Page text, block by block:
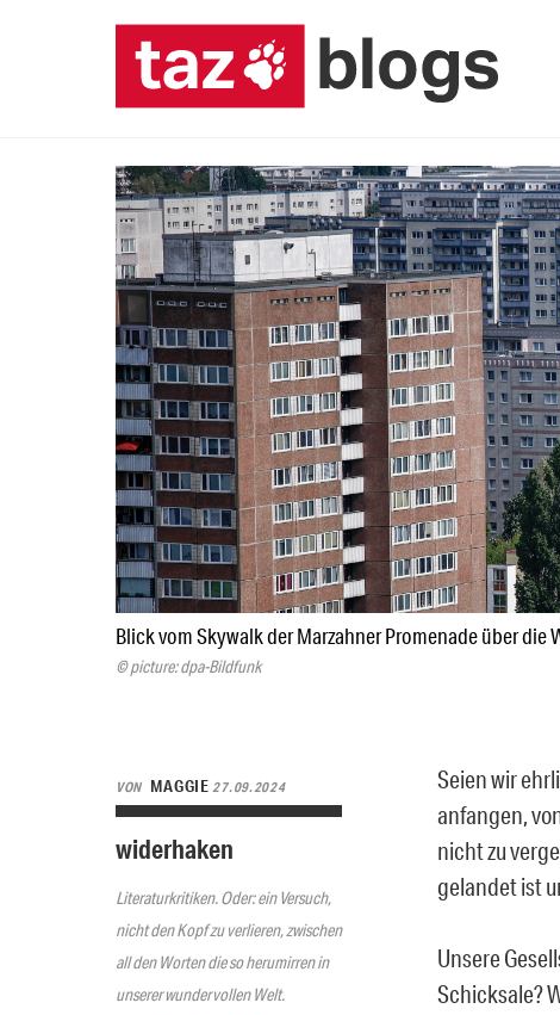
Blick vom Skywalk der Marzahner Promenade über die
© picture: dpa-Bildfunk
VON MAGGIE 27.09.2024
widerhaken
Literaturkritiken. Oder: ein Versuch,
nicht den Kopf zu verlieren, zwischen
all den Worten die so herumirren in
unserer wundervollen Welt.
Seien wir
anfangen,
nicht zu
gelandet ist
Unsere
Schicksale?